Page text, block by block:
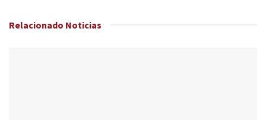
Relacionado Noticias